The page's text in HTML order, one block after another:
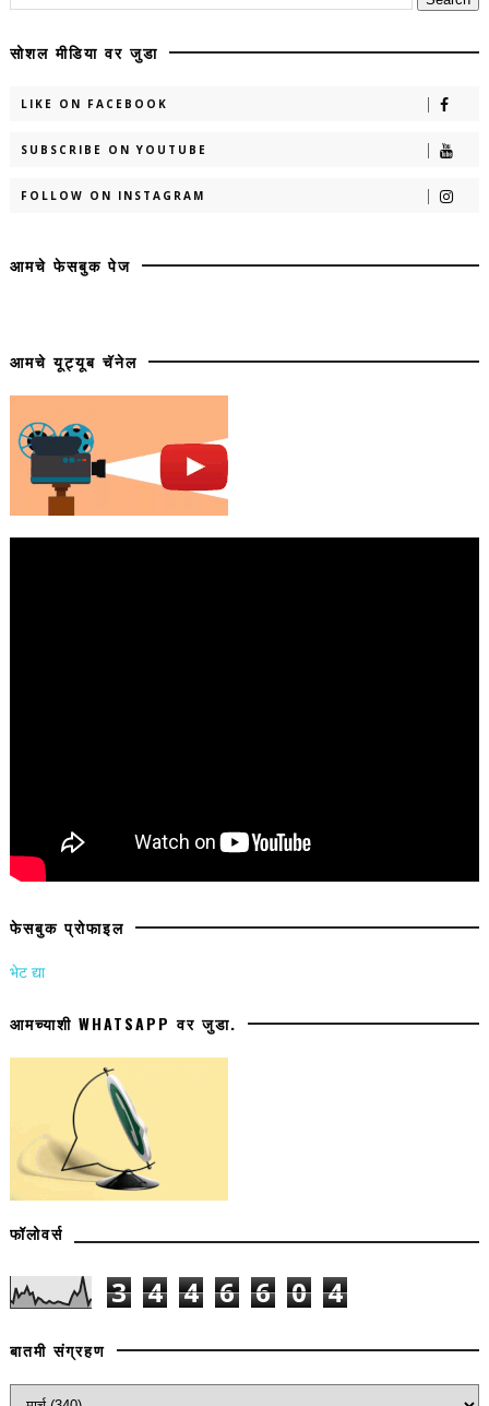
सोशल मीडिया वर जुडा
LIKE ON FACEBOOK
SUBSCRIBE ON YOUTUBE
FOLLOW ON INSTAGRAM
आमचे फेसबुक पेज
आमचे यूट्यूब चॅनेल
फेसबुक प्रोफाइल
भेट द्या
आमच्याशी WHATSAPP वर जुडा.
फॉलोवर्स
3 4 4 6 6 0 4
बातमी संग्रहण